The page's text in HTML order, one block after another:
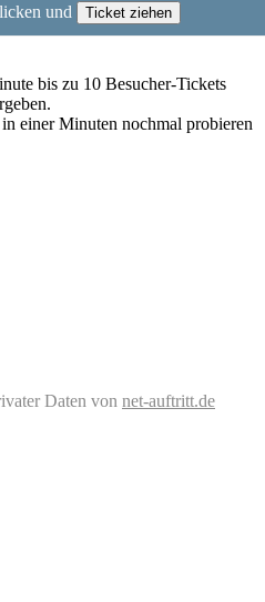
und
bis zu 10 Besucher-Tickets
einer Minuten nochmal probieren
Daten von net-auftritt.de